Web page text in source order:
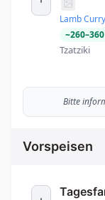
Lamb
~260–360
Tzatziki
Bitte
Vorspeisen